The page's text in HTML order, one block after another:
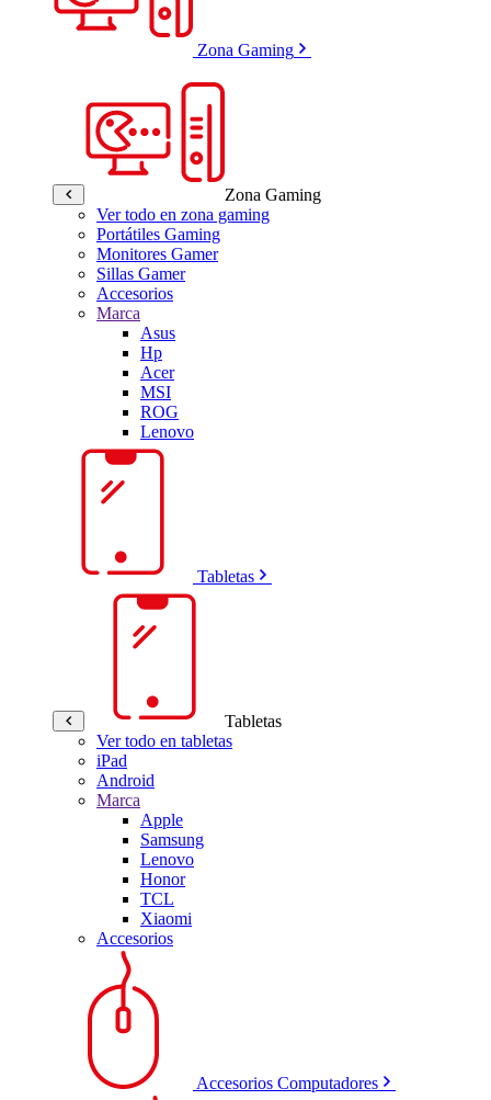
Zona Gaming
Zona Gaming
Ver todo en zona gaming
Portátiles Gaming
Monitores Gamer
Sillas Gamer
Accesorios
Marca
Asus
Hp
Acer
MSI
ROG
Lenovo
Tabletas
Tabletas
Ver todo en tabletas
iPad
Android
Marca
Apple
Samsung
Lenovo
Honor
TCL
Xiaomi
Accesorios
Accesorios Computadores